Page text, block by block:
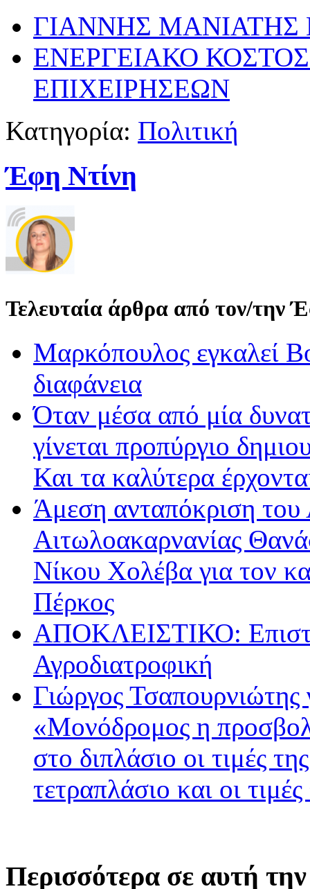
ΓΙΑΝΝΗΣ
ΕΝΕΡΓΕΙΑΚΟ
ΕΠΙΧΕΙΡΗΣΕΩΝ
Κατηγορία: Πολιτική
Έφη Ντίνη
Τελευταία άρθρα από τον/την
Μαρκόπουλος εγκαλεί
διαφάνεια
Όταν μέσα από μία
γίνεται προπύργιο
Και τα καλύτερα
Άμεση ανταπόκριση του
Αιτωλοακαρνανίας
Νίκου Χολέβα για τον
Πέρκος
ΑΠΟΚΛΕΙΣΤΙΚΟ:
Αγροδιατροφική
Γιώργος
«Μονόδρομος η
στο διπλάσιο οι τιμές
τετραπλάσιο και οι
Περισσότερα σε αυτή